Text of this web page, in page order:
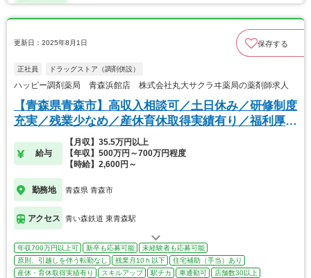
更新日：2025年8月1日 保存する
正社員 ドラッグストア（調剤併設）
ハッピー調剤薬局 青森浜館店 株式会社丸大サクラヰ薬局の薬剤師求人
【青森県青森市】高収入相談可／土日休み／研修制度
充実／残業少なめ／産休育休取得実績有り／福利厚生
給与
【月収】35.5万円以上
【年収】500万円～700万円程度
【時給】2,600円～
勤務地 青森県 青森市
アクセス 青い森鉄道 東青森駅
年収700万円以上可 新卒も応募可能
未経験者も応募可能
原則、引越しを伴う転勤なし
残業月10ｈ以下
住宅補助（手当）あり
産休・育休取得実績有り
スキルアップ 駅チカ 車通勤可
店舗数30以上